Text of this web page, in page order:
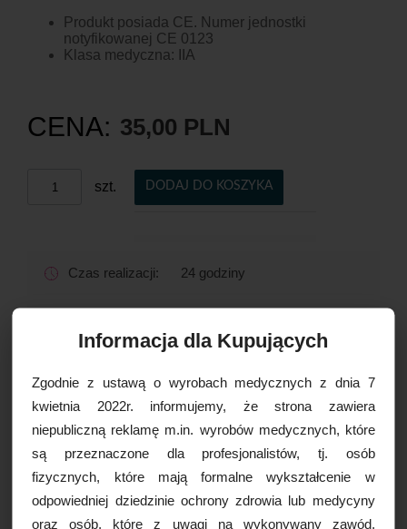
Produkt posiada CE. Numer jednostki
notyfikowanej CE 0123
Klasa medyczna: IIA
CENA: 35,00 PLN
szt. DODAJ DO KOSZYKA
Czas realizacji: 24 godziny
16,99 zł brutto
Kurier Inpost 19,99 zł brutto
Kurier Inpost pobraniowy 24,99 zł brutto
Kurier GLS
Kurier GLS pobraniowy 24,99 zł brutto
WIĘCEJ INFORMACJI
Informacja dla Kupujących
Zgodnie z ustawą o wyrobach medycznych z dnia 7
kwietnia 2022r. informujemy, że strona zawiera
niepubliczną reklamę m.in. wyrobów medycznych, które
są przeznaczone dla profesjonalistów, tj. osób
fizycznych, które mają formalne wykształcenie w
odpowiedniej dziedzinie ochrony zdrowia lub medycyny
oraz osób, które z uwagi na wykonywany zawód,